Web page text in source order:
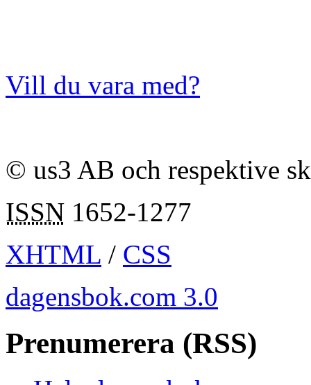
Vill du vara med?
© us3 AB och respektive
ISSN 1652-1277
XHTML / CSS
dagensbok.com 3.0
Prenumerera (RSS)